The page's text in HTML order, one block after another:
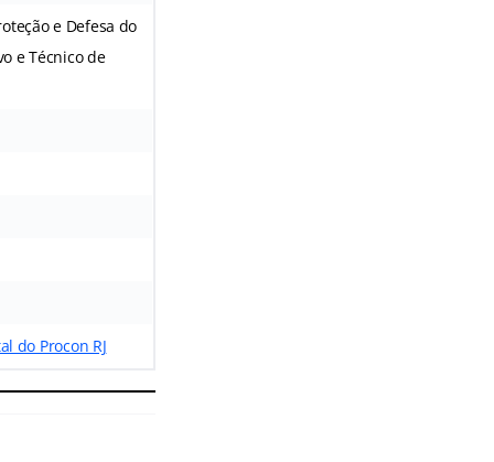
e Defesa do
e Técnico de
do Procon RJ